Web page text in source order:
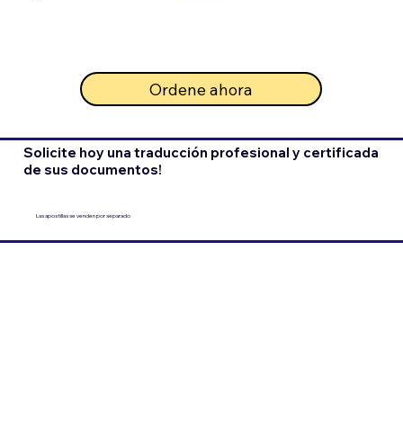
Ordene ahora
Solicite hoy una traducción profesional y certificada
de sus documentos!
Las apostillas se venden por separado